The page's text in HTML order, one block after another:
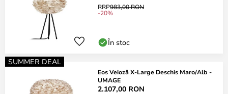
RRP983,00 RON
-20%
În stoc
SUMMER DEAL
Eos Veioză X-Large Deschis Maro/Alb -
UMAGE
2.107,00 RON